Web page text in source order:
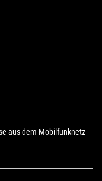
aus dem Mobilfunknetz